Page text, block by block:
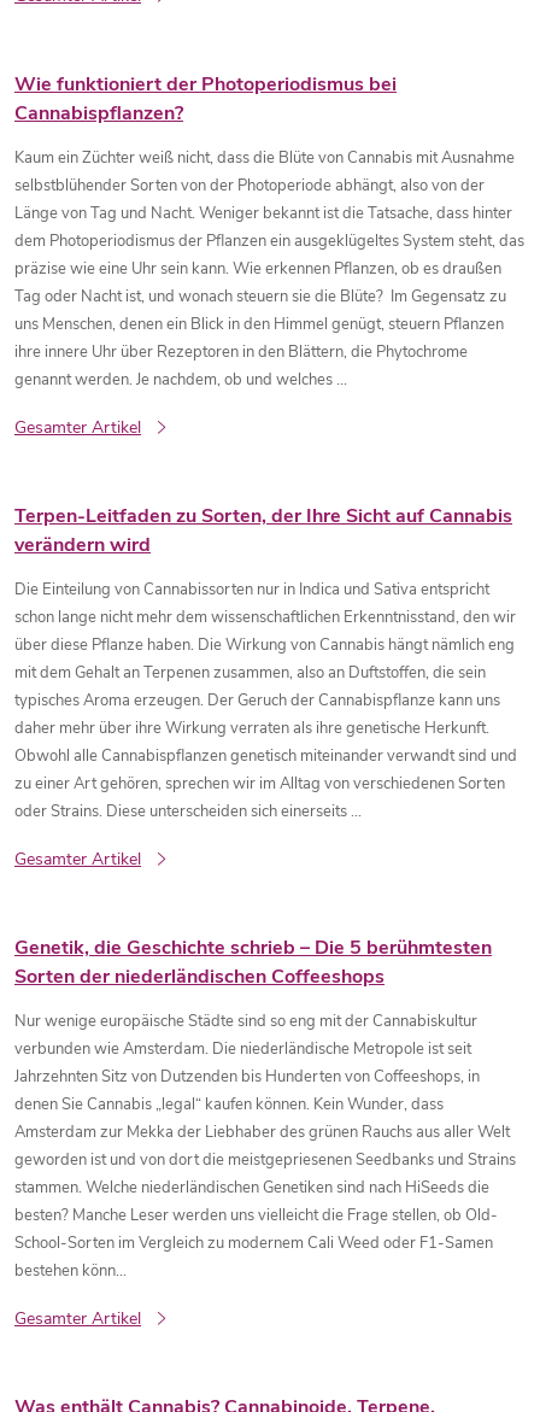
Wie funktioniert der Photoperiodismus bei
Cannabispflanzen?
Kaum ein Züchter weiß nicht, dass die Blüte von Cannabis mit Ausnahme
selbstblühender Sorten von der Photoperiode abhängt, also von der
Länge von Tag und Nacht. Weniger bekannt ist die Tatsache, dass hinter
dem Photoperiodismus der Pflanzen ein ausgeklügeltes System steht, das
präzise wie eine Uhr sein kann. Wie erkennen Pflanzen, ob es draußen
Tag oder Nacht ist, und wonach steuern sie die Blüte? Im Gegensatz zu
uns Menschen, denen ein Blick in den Himmel genügt, steuern Pflanzen
ihre innere Uhr über Rezeptoren in den Blättern, die Phytochrome
genannt werden. Je nachdem, ob und welches ...
Gesamter Artikel
Terpen-Leitfaden zu Sorten, der Ihre Sicht auf Cannabis
verändern wird
Die Einteilung von Cannabissorten nur in Indica und Sativa entspricht
schon lange nicht mehr dem wissenschaftlichen Erkenntnisstand, den wir
über diese Pflanze haben. Die Wirkung von Cannabis hängt nämlich eng
mit dem Gehalt an Terpenen zusammen, also an Duftstoffen, die sein
typisches Aroma erzeugen. Der Geruch der Cannabispflanze kann uns
daher mehr über ihre Wirkung verraten als ihre genetische Herkunft.
Obwohl alle Cannabispflanzen genetisch miteinander verwandt sind und
zu einer Art gehören, sprechen wir im Alltag von verschiedenen Sorten
oder Strains. Diese unterscheiden sich einerseits ...
Gesamter Artikel
Genetik, die Geschichte schrieb – Die 5 berühmtesten
Sorten der niederländischen Coffeeshops
Nur wenige europäische Städte sind so eng mit der Cannabiskultur
verbunden wie Amsterdam. Die niederländische Metropole ist seit
Jahrzehnten Sitz von Dutzenden bis Hunderten von Coffeeshops, in
denen Sie Cannabis „legal“ kaufen können. Kein Wunder, dass
Amsterdam zur Mekka der Liebhaber des grünen Rauchs aus aller Welt
geworden ist und von dort die meistgepriesenen Seedbanks und Strains
stammen. Welche niederländischen Genetiken sind nach HiSeeds die
besten? Manche Leser werden uns vielleicht die Frage stellen, ob Old-
School-Sorten im Vergleich zu modernem Cali Weed oder F1-Samen
bestehen könn...
Gesamter Artikel